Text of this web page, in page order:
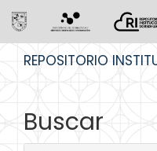
REPOSITORIO
Buscar